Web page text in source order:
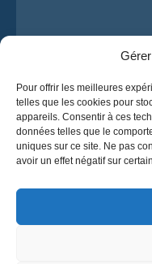
Pour offrir les meilleures
telles que les cookies pour
appareils. Consentir à ces
données telles que le
uniques sur ce site. Ne pas
avoir un effet négatif sur
J’ai lu et j’accepte
d’OsaBus.